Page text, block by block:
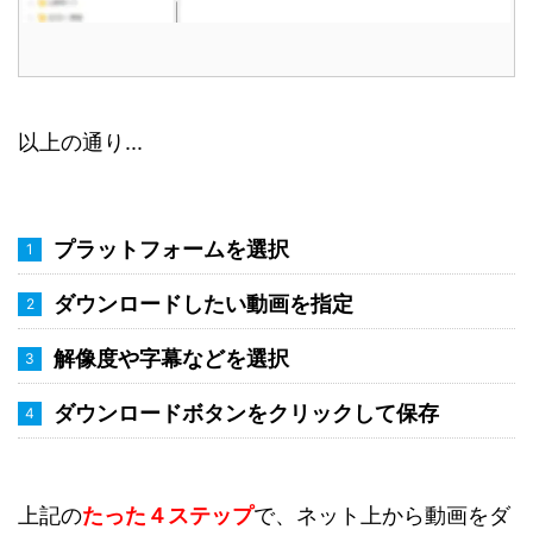
以上の通り...
プラットフォームを選択
ダウンロードしたい動画を指定
解像度や字幕などを選択
ダウンロードボタンをクリックして保存
上記のたった４ステップで、ネット上から動画をダ